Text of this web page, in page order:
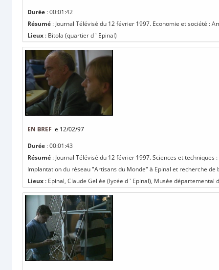
Durée : 00:01:42
Résumé : Journal Télévisé du 12 février 1997. Economie et société :
Lieux : Bitola (quartier d ' Epinal)
EN BREF le 12/02/97
Durée : 00:01:43
Résumé : Journal Télévisé du 12 février 1997. Sciences et
Implantation du réseau "Artisans du Monde" à Epinal et recherche de
Lieux : Epinal, Claude Gellée (lycée d ' Epinal), Musée